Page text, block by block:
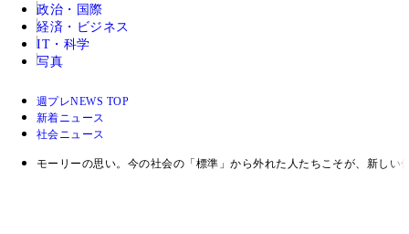
政治・国際
経済・ビジネス
IT・科学
写真
週プレNEWS TOP
新着ニュース
社会ニュース
モーリーの思い。今の社会の「標準」から外れた人たちこそが、新しい